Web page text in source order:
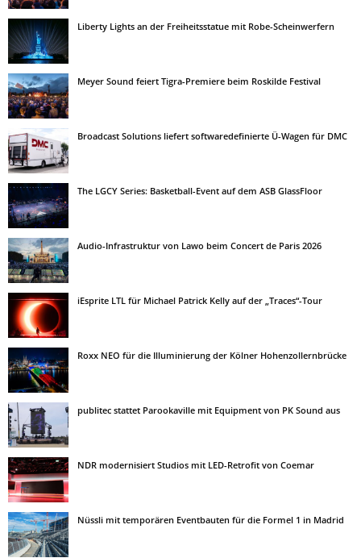
Liberty Lights an der Freiheitsstatue mit Robe-Scheinwerfern
Meyer Sound feiert Tigra-Premiere beim Roskilde Festival
Broadcast Solutions liefert softwaredefinierte Ü-Wagen für DMC
The LGCY Series: Basketball-Event auf dem ASB GlassFloor
Audio-Infrastruktur von Lawo beim Concert de Paris 2026
iEsprite LTL für Michael Patrick Kelly auf der „Traces“-Tour
Roxx NEO für die Illuminierung der Kölner Hohenzollernbrücke
publitec stattet Parookaville mit Equipment von PK Sound aus
NDR modernisiert Studios mit LED-Retrofit von Coemar
Nüssli mit temporären Eventbauten für die Formel 1 in Madrid